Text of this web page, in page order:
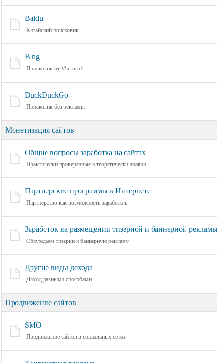
Baidu
Китайский поисковик
Bing
Поисковик от Microsoft
DuckDuckGo
Поисковик без рекламы
Монетизация сайтов
Общие вопросы заработка на сайтах
Практически проверенные и теоретически знания
Партнерские программы в Интернете
Партнерство как возможность заработать.
Заработок на размещении тизерной и баннерной рекламы
Обсуждаем тизерки и баннерную рекламу.
Другие виды дохода
Доход разными способами
Продвижение сайтов
SMO
Продвижение сайтов в социальных сетях